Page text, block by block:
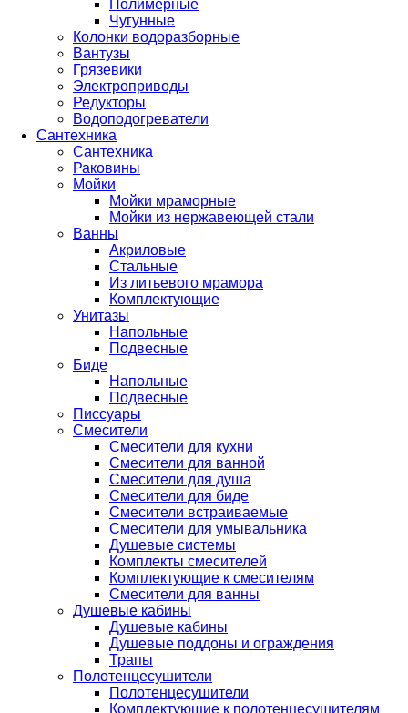
Полимерные
Чугунные
Колонки водоразборные
Вантузы
Грязевики
Электроприводы
Редукторы
Водоподогреватели
Сантехника
Сантехника
Раковины
Мойки
Мойки мраморные
Мойки из нержавеющей стали
Ванны
Акриловые
Стальные
Из литьевого мрамора
Комплектующие
Унитазы
Напольные
Подвесные
Биде
Напольные
Подвесные
Писсуары
Смесители
Смесители для кухни
Смесители для ванной
Смесители для душа
Смесители для биде
Смесители встраиваемые
Смесители для умывальника
Душевые системы
Комплекты смесителей
Комплектующие к смесителям
Смесители для ванны
Душевые кабины
Душевые кабины
Душевые поддоны и ограждения
Трапы
Полотенцесушители
Полотенцесушители
Комплектующие к полотенцесушителям